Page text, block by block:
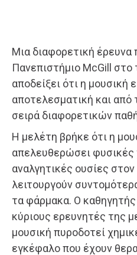
Μια διαφορετική έρευνα
Πανεπιστήμιο McGill στο
αποδείξει ότι η μουσική
αποτελεσματική και από
σειρά διαφορετικών
Η μελέτη βρήκε ότι η
απελευθερώσει φυσικές
αναλγητικές ουσίες
λειτουργούν
τα φάρμακα. Ο
κύριους ερευνητές της
μουσική πυροδοτεί
εγκέφαλο που έχουν